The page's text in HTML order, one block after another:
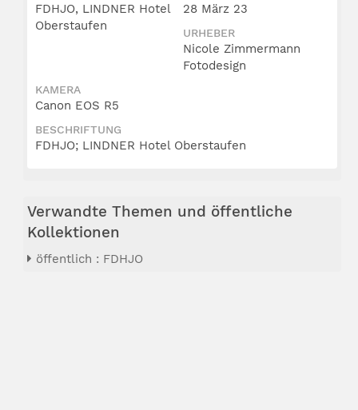
FDHJO, LINDNER Hotel
Oberstaufen
28 März 23
URHEBER
Nicole Zimmermann
Fotodesign
KAMERA
Canon EOS R5
BESCHRIFTUNG
FDHJO; LINDNER Hotel Oberstaufen
Verwandte Themen und öffentliche
Kollektionen
öffentlich : FDHJO